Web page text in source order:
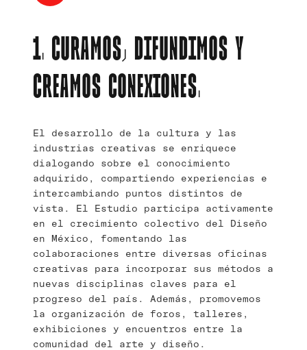
1. CURAMOS, DIFUNDIMOS Y
CREAMOS CONEXIONES.
El desarrollo de la cultura y las
industrias creativas se enriquece
dialogando sobre el conocimiento
adquirido, compartiendo experiencias e
intercambiando puntos distintos de
vista. El Estudio participa activamente
en el crecimiento colectivo del Diseño
en México, fomentando las
colaboraciones entre diversas oficinas
creativas para incorporar sus métodos a
nuevas disciplinas claves para el
progreso del país. Además, promovemos
la organización de foros, talleres,
exhibiciones y encuentros entre la
comunidad del arte y diseño.